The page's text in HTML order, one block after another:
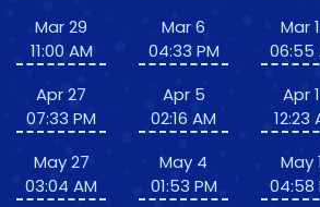
Mar 29
11:00 AM
Apr 27
07:33 PM
May 27
03:04 AM
Mar 6
04:33 PM
Apr 5
02:16 AM
May 4
01:53 PM
Mar
06:55
Apr
12:23
May
04:58